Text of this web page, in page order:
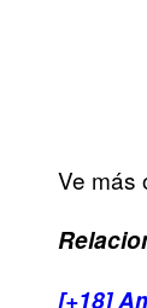
Ve más
[+18]